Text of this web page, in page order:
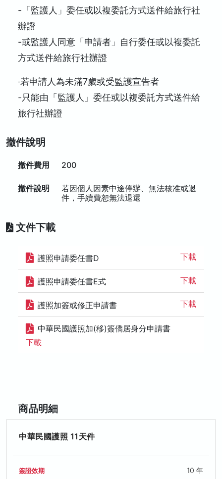
-「監護人」委任或以複委託方式送件給旅行社
辦證
-或監護人同意「申請者」自行委任或以複委託
方式送件給旅行社辦證
‧若申請人為未滿7歲或受監護宣告者
-只能由「監護人」委任或以複委託方式送件給
旅行社辦證
撤件說明
撤件費用 200
撤件說明
若因個人因素中途停辦、無法核准或退
件，手續費恕無法退還
文件下載
護照申請委任書D 下載
護照申請委任書E式 下載
護照加簽或修正申請書 下載
中華民國護照加(移)簽僑居身分申請書
下載
商品明細
中華民國護照 11天件
簽證效期 10 年